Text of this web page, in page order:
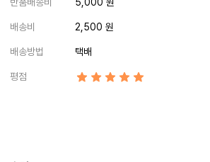
배송비 2,500 원
배송방법 택배
평점